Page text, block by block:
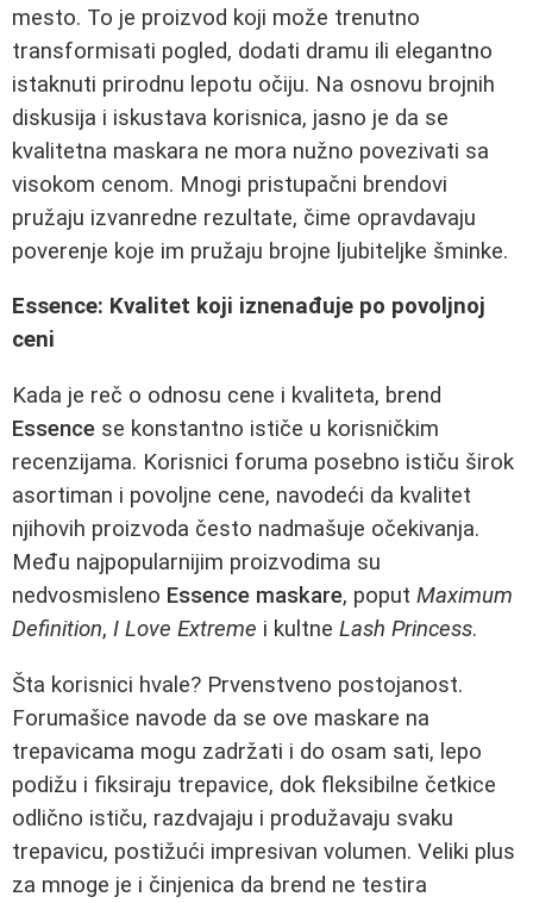
mesto. To je proizvod koji može trenutno
transformisati pogled, dodati dramu ili elegantno
istaknuti prirodnu lepotu očiju. Na osnovu brojnih
diskusija i iskustava korisnica, jasno je da se
kvalitetna maskara ne mora nužno povezivati sa
visokom cenom. Mnogi pristupačni brendovi
pružaju izvanredne rezultate, čime opravdavaju
poverenje koje im pružaju brojne ljubiteljke šminke.
Essence: Kvalitet koji iznenađuje po povoljnoj
ceni
Kada je reč o odnosu cene i kvaliteta, brend
Essence se konstantno ističe u korisničkim
recenzijama. Korisnici foruma posebno ističu širok
asortiman i povoljne cene, navodeći da kvalitet
njihovih proizvoda često nadmašuje očekivanja.
Među najpopularnijim proizvodima su
nedvosmisleno Essence maskare, poput Maximum
Definition, I Love Extreme i kultne Lash Princess.
Šta korisnici hvale? Prvenstveno postojanost.
Forumašice navode da se ove maskare na
trepavicama mogu zadržati i do osam sati, lepo
podižu i fiksiraju trepavice, dok fleksibilne četkice
odlično ističu, razdvajaju i produžavaju svaku
trepavicu, postižući impresivan volumen. Veliki plus
za mnoge je i činjenica da brend ne testira